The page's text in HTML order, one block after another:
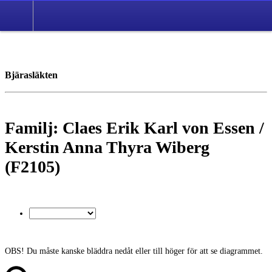
Bjärasläkten
Familj: Claes Erik Karl von Essen /
Kerstin Anna Thyra Wiberg
(F2105)
OBS! Du måste kanske bläddra nedåt eller till höger för att se diagrammet.